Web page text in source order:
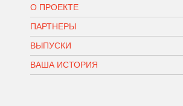
О ПРОЕКТЕ
ПАРТНЕРЫ
ВЫПУСКИ
ВАША ИСТОРИЯ